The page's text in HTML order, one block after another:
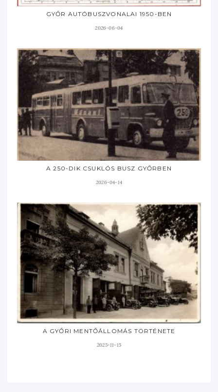
GYŐR AUTÓBUSZVONALAI 1950-BEN
2026-06-04
A 250-DIK CSUKLÓS BUSZ GYŐRBEN
2026-04-14
A GYŐRI MENTŐÁLLOMÁS TÖRTÉNETE
2025-11-15